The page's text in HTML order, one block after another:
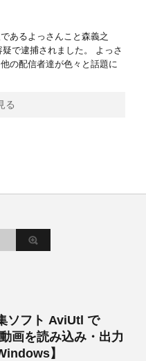
あるよっさんこと森義之
で逮捕されました。 よっさ
の配信者達が色々と話題に
る
ソフト AviUtl で
画を読み込み・出力
】